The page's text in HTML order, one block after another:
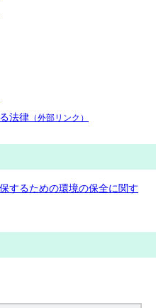
法律 （外部リンク）
するための環境の保全に関す